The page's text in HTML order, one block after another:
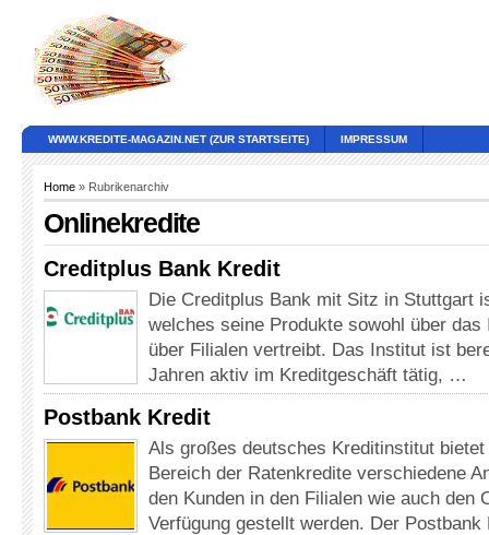
WWW.KREDITE-MAGAZIN.NET (ZUR STARTSEITE) IMPRESSUM
Home » Rubrikenarchiv
Onlinekredite
Creditplus Bank Kredit
Die Creditplus Bank mit Sitz in Stuttgart
welches seine Produkte sowohl über das
über Filialen vertreibt. Das Institut ist
Jahren aktiv im Kreditgeschäft tätig, …
Postbank Kredit
Als großes deutsches Kreditinstitut
Bereich der Ratenkredite verschiedene
den Kunden in den Filialen wie auch den
Verfügung gestellt werden. Der